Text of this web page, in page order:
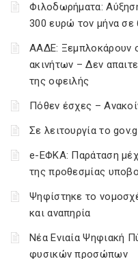
Φιλοδωρήματα:
300 ευρώ τον μήνα σε
ΑΑΔΕ: Ξεμπλοκάρουν
ακινήτων – Δεν
της οφειλής
Πόθεν έσχες –
Σε λειτουργία το
e-ΕΦΚΑ: Παράταση
της προθεσμίας
Ψηφίστηκε το
και αναπηρία
Νέα Ενιαία Ψηφιακή
φυσικών προσώπων